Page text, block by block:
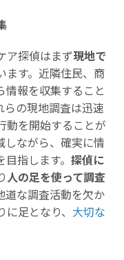
ア探偵はまず現地で
ます。近隣住民、商
情報を収集すること
らの現地調査は迅速
動を開始することが
しながら、確実に情
目指します。探偵に
人の足を使って調査
道な調査活動を欠か
足となり、 大切な